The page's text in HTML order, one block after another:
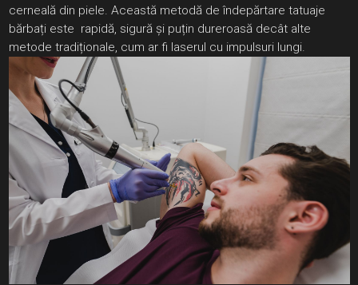
cerneală din piele. Această metodă de îndepărtare tatuaje
bărbați este rapidă, sigură și puțin dureroasă decât alte
metode tradiționale, cum ar fi laserul cu impulsuri lungi.